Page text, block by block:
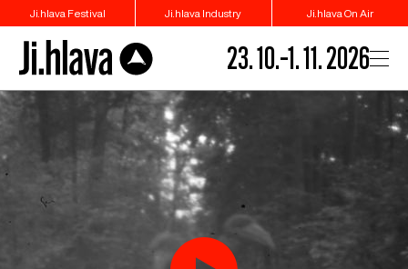
Ji.hlava Festival Ji.hlava Industry Ji.hlava On Air
23. 10.–1. 11. 2026